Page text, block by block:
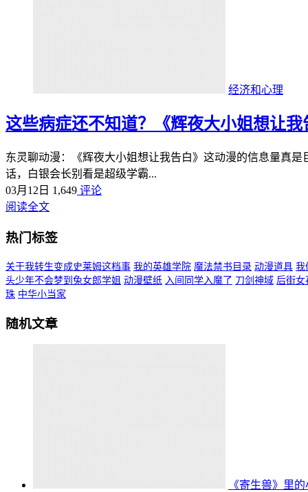
经济和心理
这些病症还不知道？《辉夜大小姐想让我
东灵聊动漫：《辉夜大小姐想让我告白》这动漫的信息量真
话，白银会长别看是超级学霸...
03月12日 1,649 评论
阅读全文
热门标签
关于我转生变成史莱姆这档事 我的英雄学院 魔法禁书目录 动漫道具 我
头少年不会梦到兔女郎学姐 动漫壁纸 入间同学入魔了 刀剑神域 后街女
珠 中华小当家
随机文章
《寄生兽》里